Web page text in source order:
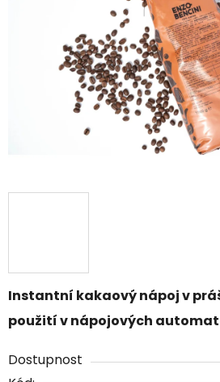
Instantní kakaový nápoj v
použití v nápojových
Dostupnost
hvězdiček.